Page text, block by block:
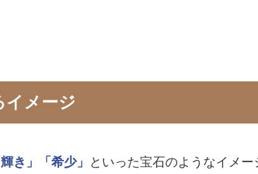
イメージ
輝き」 「希少」 といった宝石のようなイメー